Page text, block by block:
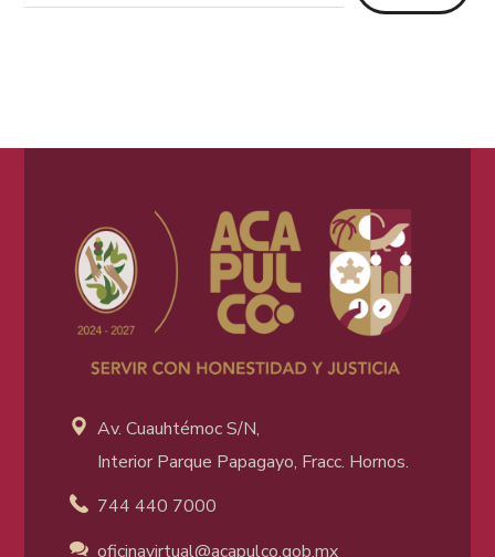
Av. Cuauhtémoc S/N,
Interior Parque Papagayo, Fracc. Hornos.
744 440 7000
oficinavirtual@acapulco.gob.mx